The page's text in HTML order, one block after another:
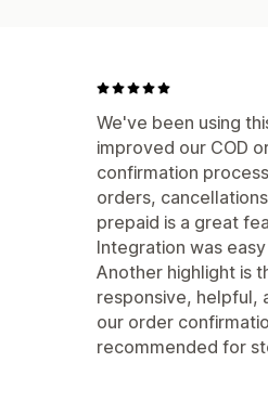
We've been using
improved our COD
confirmation
orders,
prepaid is a great
Integration was
Another highlight is
responsive, helpful,
our order
recommended for